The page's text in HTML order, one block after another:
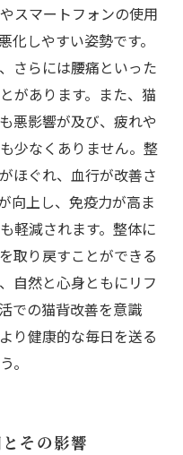
スマートフォンの使用
化しやすい姿勢です。
さらには腰痛といった
があります。また、猫
悪影響が及び、疲れや
少なくありません。整
ほぐれ、血行が改善さ
向上し、免疫力が高ま
軽減されます。整体に
取り戻すことができる
自然と心身ともにリフ
での猫背改善を意識
り健康的な毎日を送る
。
その影響